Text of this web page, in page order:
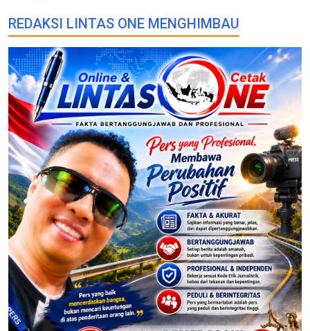
REDAKSI LINTAS ONE MENGHIMBAU